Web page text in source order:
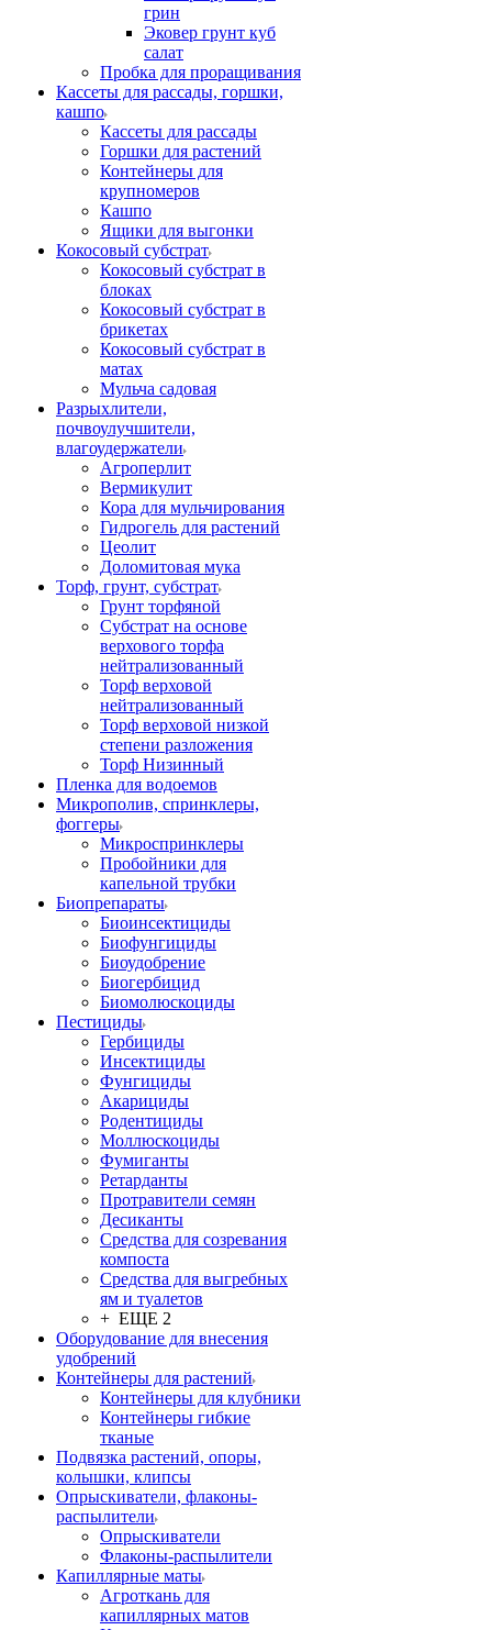
грин
Эковер грунт куб
салат
Пробка для проращивания
Кассеты для рассады, горшки,
кашпо
Кассеты для рассады
Горшки для растений
Контейнеры для
крупномеров
Кашпо
Ящики для выгонки
Кокосовый субстрат
Кокосовый субстрат в
блоках
Кокосовый субстрат в
брикетах
Кокосовый субстрат в
матах
Мульча садовая
Разрыхлители,
почвоулучшители,
влагоудержатели
Агроперлит
Вермикулит
Кора для мульчирования
Гидрогель для растений
Цеолит
Доломитовая мука
Торф, грунт, субстрат
Грунт торфяной
Субстрат на основе
верхового торфа
нейтрализованный
Торф верховой
нейтрализованный
Торф верховой низкой
степени разложения
Торф Низинный
Пленка для водоемов
Микрополив, спринклеры,
фоггеры
Микроспринклеры
Пробойники для
капельной трубки
Биопрепараты
Биоинсектициды
Биофунгициды
Биоудобрение
Биогербицид
Биомолюскоциды
Пестициды
Гербициды
Инсектициды
Фунгициды
Акарициды
Родентициды
Моллюскоциды
Фумиганты
Ретарданты
Протравители семян
Десиканты
Средства для созревания
компоста
Средства для выгребных
ям и туалетов
+ ЕЩЕ 2
Оборудование для внесения
удобрений
Контейнеры для растений
Контейнеры для клубники
Контейнеры гибкие
тканые
Подвязка растений, опоры,
колышки, клипсы
Опрыскиватели, флаконы-
распылители
Опрыскиватели
Флаконы-распылители
Капиллярные маты
Агроткань для
капиллярных матов